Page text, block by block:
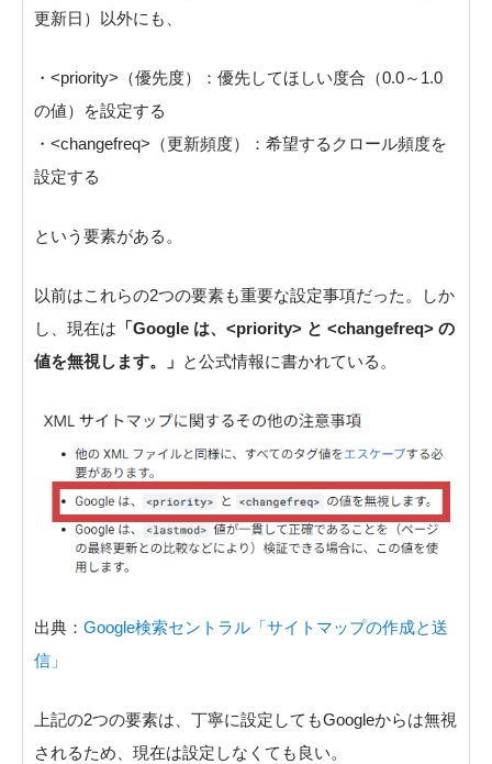
更新日）以外にも、
・<priority>（優先度）：優先してほしい度合（0.0～1.0
の値）を設定する
・<changefreq>（更新頻度）：希望するクロール頻度を
設定する
という要素がある。
以前はこれらの2つの要素も重要な設定事項だった。しか
し、現在は 「Google は、<priority> と <changefreq> の
値を無視します。」 と公式情報に書かれている。
出典： Google検索セントラル「サイトマップの作成と送
信」
上記の2つの要素は、丁寧に設定してもGoogleからは無視
されるため、現在は設定しなくても良い。